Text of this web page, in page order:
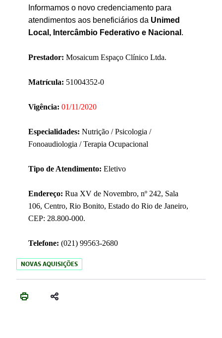
Informamos o novo credenciamento para
atendimentos aos beneficiários da Unimed
Local, Intercâmbio Federativo e Nacional .
Prestador: Mosaicum Espaço Clínico Ltda.
Matrícula: 51004352-0
Vigência: 01/11/2020
Especialidades: Nutrição / Psicologia /
Fonoaudiologia / Terapia Ocupacional
Tipo de Atendimento: Eletivo
Endereço: Rua XV de Novembro, nº 242, Sala
106, Centro, Rio Bonito, Estado do Rio de Janeiro,
CEP: 28.800-000.
Telefone: (021) 99563-2680
NOVAS AQUISIÇÕES